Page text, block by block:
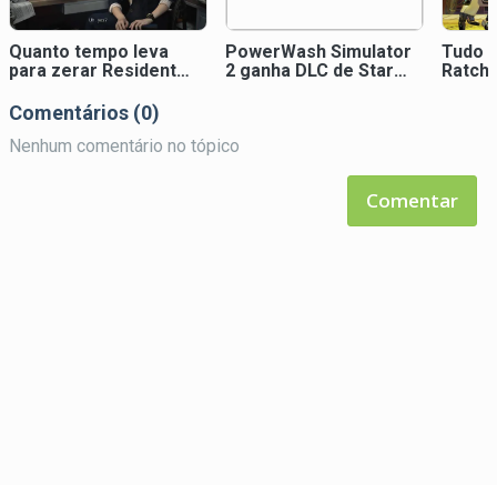
Quanto tempo leva
para zerar Resident
PowerWash Simulator
2 ganha DLC de Star
Tudo
Comentários (0)
Nenhum comentário no tópico
Comentar